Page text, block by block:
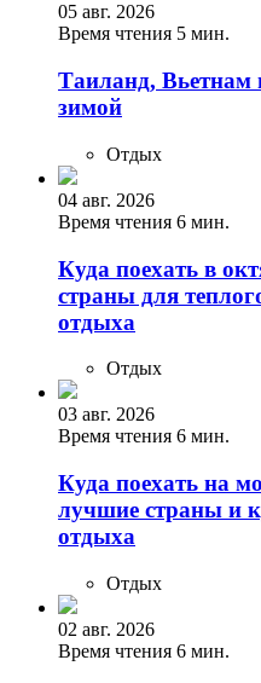
05 авг. 2026
Время чтения 5 мин.
Таиланд, Вьетнам
зимой
Отдых
04 авг. 2026
Время чтения 6 мин.
Куда поехать в
страны для
отдыха
Отдых
03 авг. 2026
Время чтения 6 мин.
Куда поехать на
лучшие страны и
отдыха
Отдых
02 авг. 2026
Время чтения 6 мин.